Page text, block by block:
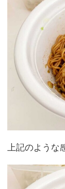
上記のよう